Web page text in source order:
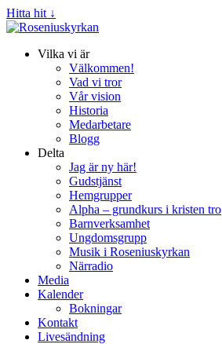
Hitta hit ↓
Vilka vi är
Välkommen!
Vad vi tror
Vår vision
Historia
Medarbetare
Blogg
Delta
Jag är ny här!
Gudstjänst
Hemgrupper
Alpha – grundkurs i kristen tro
Barnverksamhet
Ungdomsgrupp
Musik i Roseniuskyrkan
Närradio
Media
Kalender
Bokningar
Kontakt
Livesändning